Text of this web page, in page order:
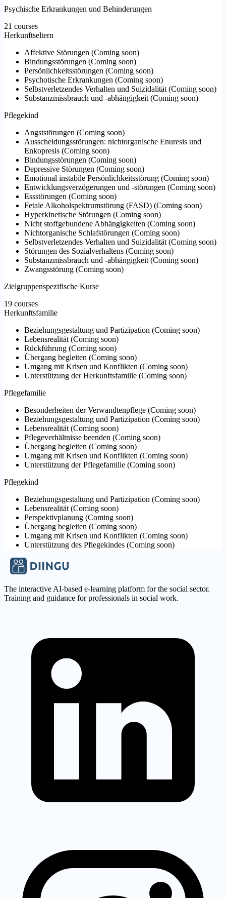
Psychische Erkrankungen und Behinderungen
21 courses
Herkunftseltern
Affektive Störungen (Coming soon)
Bindungsstörungen (Coming soon)
Persönlichkeitsstörungen (Coming soon)
Psychotische Erkrankungen (Coming soon)
Selbstverletzendes Verhalten und Suizidalität (Coming soon)
Substanzmissbrauch und -abhängigkeit (Coming soon)
Pflegekind
Angststörungen (Coming soon)
Ausscheidungsstörungen: nichtorganische Enuresis und
Enkopresis (Coming soon)
Bindungsstörungen (Coming soon)
Depressive Störungen (Coming soon)
Emotional instabile Persönlichkeitsstörung (Coming soon)
Entwicklungsverzögerungen und -störungen (Coming soon)
Essstörungen (Coming soon)
Fetale Alkoholspektrumstörung (FASD) (Coming soon)
Hyperkinetische Störungen (Coming soon)
Nicht stoffgebundene Abhängigkeiten (Coming soon)
Nichtorganische Schlafstörungen (Coming soon)
Selbstverletzendes Verhalten und Suizidalität (Coming soon)
Störungen des Sozialverhaltens (Coming soon)
Substanzmissbrauch und -abhängigkeit (Coming soon)
Zwangsstörung (Coming soon)
Zielgruppenspezifische Kurse
19 courses
Herkunftsfamilie
Beziehungsgestaltung und Partizipation (Coming soon)
Lebensrealität (Coming soon)
Rückführung (Coming soon)
Übergang begleiten (Coming soon)
Umgang mit Krisen und Konflikten (Coming soon)
Unterstützung der Herkunftsfamilie (Coming soon)
Pflegefamilie
Besonderheiten der Verwandtenpflege (Coming soon)
Beziehungsgestaltung und Partizipation (Coming soon)
Lebensrealität (Coming soon)
Pflegeverhältnisse beenden (Coming soon)
Übergang begleiten (Coming soon)
Umgang mit Krisen und Konflikten (Coming soon)
Unterstützung der Pflegefamilie (Coming soon)
Pflegekind
Beziehungsgestaltung und Partizipation (Coming soon)
Lebensrealität (Coming soon)
Perspektivplanung (Coming soon)
Übergang begleiten (Coming soon)
Umgang mit Krisen und Konflikten (Coming soon)
Unterstützung des Pflegekindes (Coming soon)
The interactive AI-based e-learning platform for the social sector.
Training and guidance for professionals in social work.